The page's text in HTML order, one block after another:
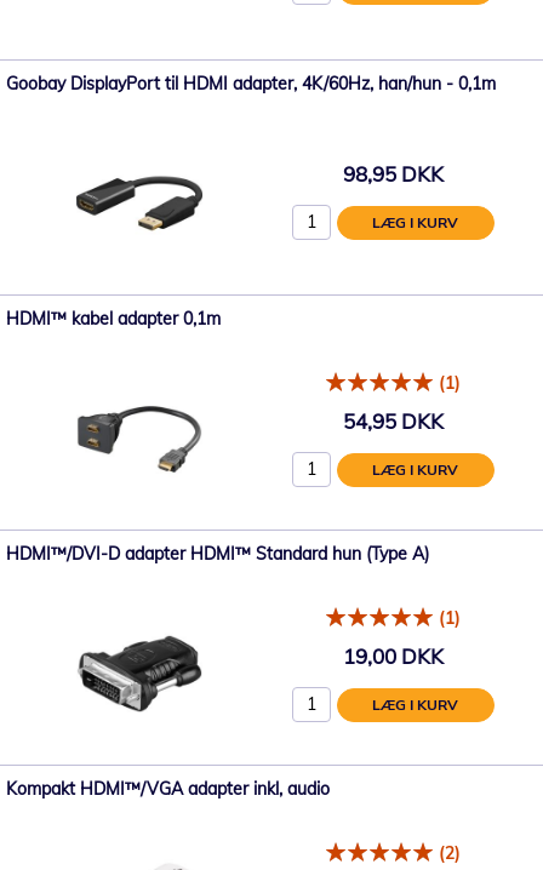
Goobay DisplayPort til HDMI adapter, 4K/60Hz, han/hun - 0,1m
98,95 DKK
LÆG I KURV
HDMI™ kabel adapter 0,1m
(1)
54,95 DKK
LÆG I KURV
HDMI™/DVI-D adapter HDMI™ Standard hun (Type A)
(1)
19,00 DKK
LÆG I KURV
Kompakt HDMI™/VGA adapter inkl, audio
(2)